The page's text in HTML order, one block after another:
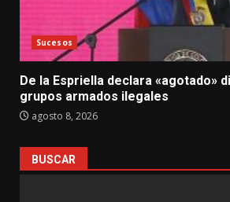
Sucesos
De la Espriella declara «agotado»
grupos armados ilegales
agosto 8, 2026
BUSCAR